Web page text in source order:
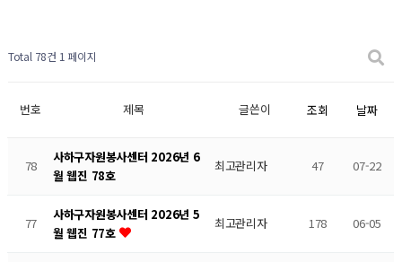
Total 78건 1 페이지
번호 제목 글쓴이 조회 날짜
78
사하구자원봉사센터 2026년 6
월 웹진 78호
최고관리자 47 07-22
77
사하구자원봉사센터 2026년 5
월 웹진 77호
최고관리자 178 06-05